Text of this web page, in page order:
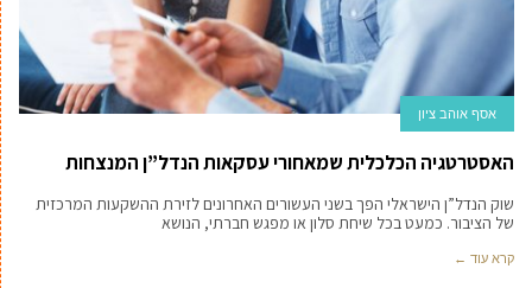
אסף אוהב ציון
האסטרטגיה הכלכלית שמאחורי עסקאות הנדל”ן המנצחות
שוק הנדל”ן הישראלי הפך בשני העשורים האחרונים לזירת ההשקעות המרכזית
של הציבור. כמעט בכל שיחת סלון או מפגש חברתי, הנושא
קרא עוד ←